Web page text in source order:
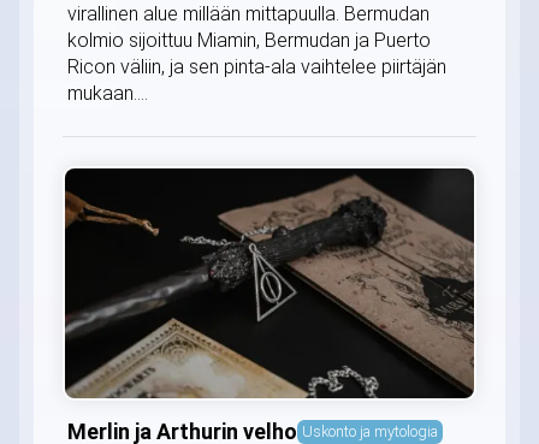
virallinen alue millään mittapuulla. Bermudan
kolmio sijoittuu Miamin, Bermudan ja Puerto
Ricon väliin, ja sen pinta-ala vaihtelee piirtäjän
mukaan....
Merlin ja Arthurin velho Uskonto ja mytologia